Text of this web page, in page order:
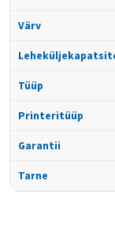
Värv
Tüüp
Printeritüüp
Garantii
Tarne